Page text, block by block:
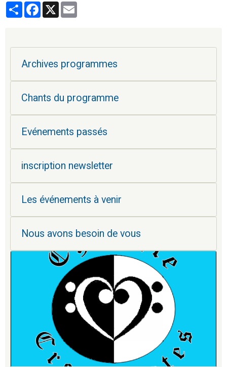
PartagerFacebook
X
Archives programmes
Chants du programme
Evénements passés
inscription newsletter
Les événements à venir
Nous avons besoin de vous